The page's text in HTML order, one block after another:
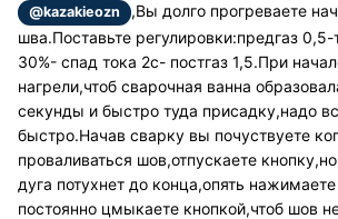
@kazakieozn
,Вы долго прогреваете
шва.Поставьте регулировки:предгаз
30%- спад тока 2с- постгаз 1,5.При
нагрели,чтоб сварочная ванна
секунды и быстро туда присадку,надо
быстро.Начав сварку вы почуствуете
проваливаться шов,отпускаете
дуга потухнет до конца,опять
постоянно цмыкаете кнопкой,чтоб шов